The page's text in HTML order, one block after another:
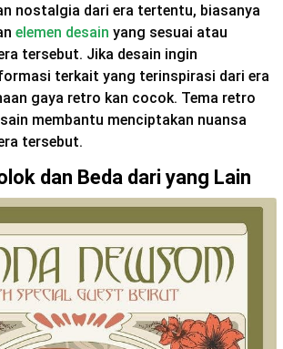
nostalgia dari era tertentu, biasanya
elemen desain yang sesuai atau
tersebut. Jika desain ingin
terkait yang terinspirasi dari era
gaya retro kan cocok. Tema retro
membantu menciptakan nuansa
tersebut.
dan Beda dari yang Lain